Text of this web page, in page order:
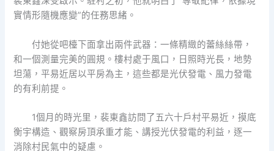
實情形隨機應變”的任務思緒。
付她從吧檯下面拿出兩件武器：一條精緻的蕾絲絲帶，
和一個測量完美的圓規。樓村處于風口，日照時光長，地勢
坦蕩，平易近居以平房為主，這些都是光伏發電、風力發電
的有利前提。
1個月的時光里，裴東鑫訪問了五六十戶村平易近，摸底
衡宇構造、觀察房頂承重才能、講授光伏發電的利益，逐一
消除村民氣中的疑慮。